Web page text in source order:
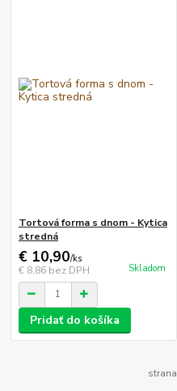
Tortová forma s dnom - Kytica
stredná
€ 10,90/ks
€ 8,86 bez DPH Skladom
Pridať do košíka
strana